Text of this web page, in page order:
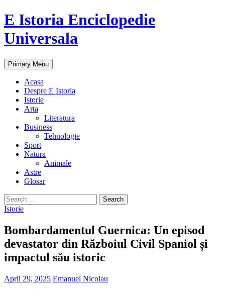
E Istoria Enciclopedie
Universala
Search
Primary Menu Skip
to
Acasa
Despre E Istoria
Istorie
Arta
Literatura
Business
Tehnologie
Sport
Natura
Animale
Astre
Glosar
Search
for:
Istorie
Bombardamentul Guernica: Un episod
devastator din Războiul Civil Spaniol și
impactul său istoric
April 29, 2025 Emanuel Nicolau